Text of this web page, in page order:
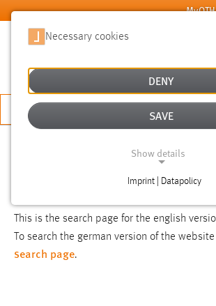
Skip to main content MyOTH
APPLY NOW
This is the search page for the english
To search the german version of the
search page.
Necessary cookies
DENY
SAVE
Show details
Imprint | Datapolicy